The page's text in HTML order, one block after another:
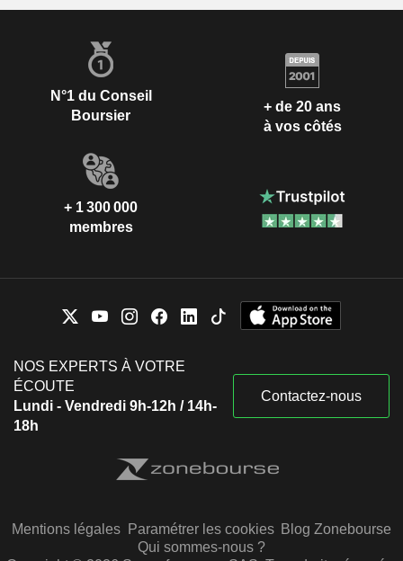
N°1 du Conseil
Boursier
+ de 20 ans
à vos côtés
+ 1 300 000
membres
NOS EXPERTS À VOTRE
ÉCOUTE
Lundi - Vendredi 9h-12h / 14h-
18h
Contactez-nous
Mentions légales Paramétrer les cookies Blog Zonebourse
Qui sommes-nous ?